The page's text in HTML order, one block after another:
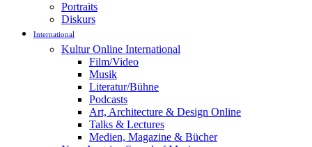
Portraits
Diskurs
International
Kultur Online International
Film/Video
Musik
Literatur/Bühne
Podcasts
Art, Architecture & Design Online
Talks & Lectures
Medien, Magazine & Bücher